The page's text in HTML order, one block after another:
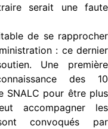
serait une faute
de se rapprocher
: ce dernier
Une première
des 10
SNALC pour être plus
accompagner les
convoqués par